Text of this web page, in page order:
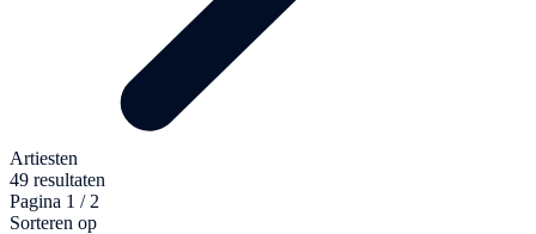
Artiesten
49 resultaten
Pagina 1 / 2
Sorteren op